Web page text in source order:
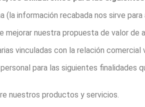
información recabada nos sirve
mejorar nuestra propuesta de valor
vinculadas con la relación
para las siguientes
nuestros productos y servicios.